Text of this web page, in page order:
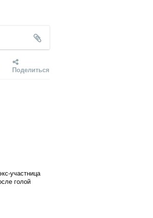
Поделиться
участница
голой